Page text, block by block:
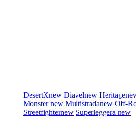
DesertXnew Diavelnew Heritage
Monsternew Multistradanew Off-
Streetfighternew Superleggera new